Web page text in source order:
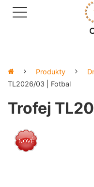
Produkty
TL2026/03 | Fotbal
Trofej